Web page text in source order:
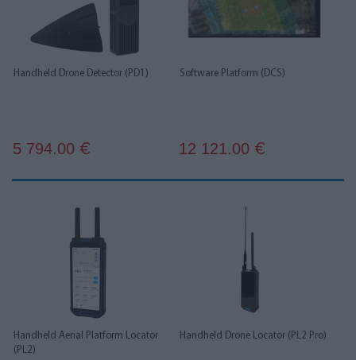
Handheld Drone Detector (PD1)
5 794.00 €
Software Platform (DCS)
12 121.00 €
Handheld Aerial Platform Locator
(PL2)
Handheld Drone Locator (PL2 Pro)